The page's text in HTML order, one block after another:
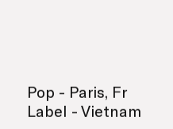
Pop - Paris, Fr
Label - Vietnam